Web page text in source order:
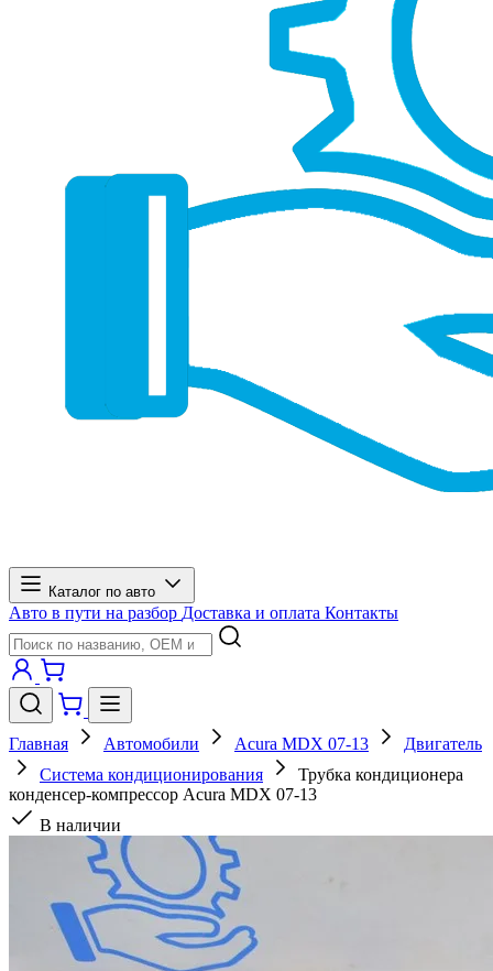
Каталог по авто
Авто в пути на разбор Доставка и оплата Контакты
Главная Автомобили Acura MDX 07-13
Двигатель
Система кондиционирования
Трубка кондиционера
конденсер-компрессор Acura MDX 07-13
В наличии